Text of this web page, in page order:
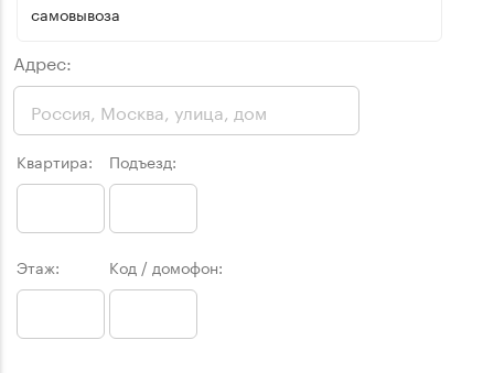
самовывоза
Адрес:
Квартира: Подъезд:
Этаж: Код / домофон: